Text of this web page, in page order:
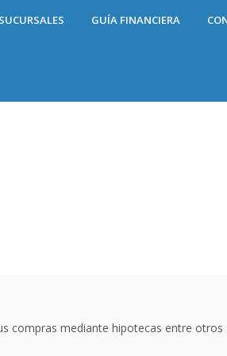
SUCURSALES GUÍA FINANCIERA
compras mediante hipotecas entre otros